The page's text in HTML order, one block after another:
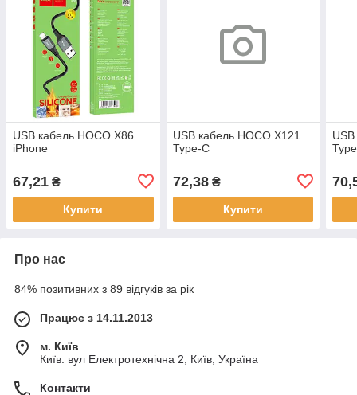
USB кабель HOCO X86
iPhone
67,21 ₴
Купити
USB кабель HOCO X121
Type-C
72,38₴
Купити
Про нас
84% позитивних з 89 відгуків за рік
Працює з 14.11.2013
м. Київ
Київ. вул Електротехнічна 2, Київ, Україна
Контакти